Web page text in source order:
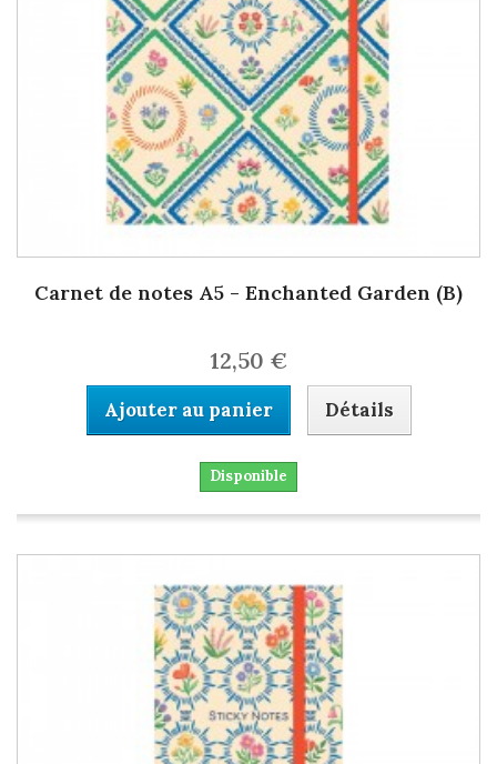
Carnet de notes A5 - Enchanted Garden (B)
12,50 €
Ajouter au panier Détails
Disponible